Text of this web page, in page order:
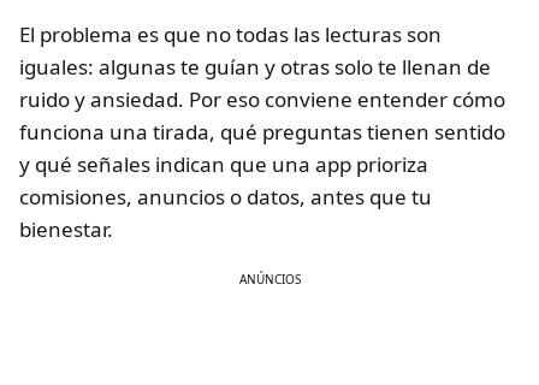
El problema es que no todas las lecturas son
iguales: algunas te guían y otras solo te llenan de
ruido y ansiedad. Por eso conviene entender cómo
funciona una tirada, qué preguntas tienen sentido
y qué señales indican que una app prioriza
comisiones, anuncios o datos, antes que tu
bienestar.
ANÚNCIOS